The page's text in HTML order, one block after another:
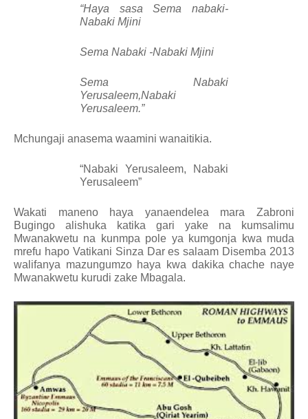
“Haya sasaSema nabaki-
Nabaki Mjini
Sema Nabaki -Nabaki Mjini
Sema Nabaki
Yerusaleem,Nabaki
Yerusaleem.”
Mchungaji anasema waamini wanaitikia.
“Nabaki Yerusaleem, Nabaki
Yerusaleem”
Wakati maneno haya yanaendelea mara Zabroni
Bugingo alishuka katika gari yake na kumsalimu
Mwanakwetu na kunmpa pole ya kumgonja kwa muda
mrefu hapo Vatikani Sinza Dar es salaam Disemba 2013
walifanya mazungumzo haya kwa dakika chache naye
Mwanakwetu kurudi zake Mbagala.